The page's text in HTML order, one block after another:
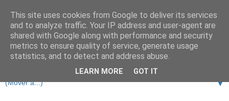
▼
This site uses cookies from Google to deliver its services
and to analyze traffic. Your IP address and user-agent are
shared with Google along with performance and security
metrics to ensure quality of service, generate usage
statistics, and to detect and address abuse.
LEARN MORE GOT IT